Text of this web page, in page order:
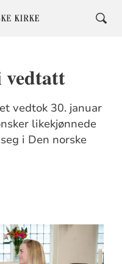
vedtatt
vedtok 30. januar
likekjønnede
i Den norske